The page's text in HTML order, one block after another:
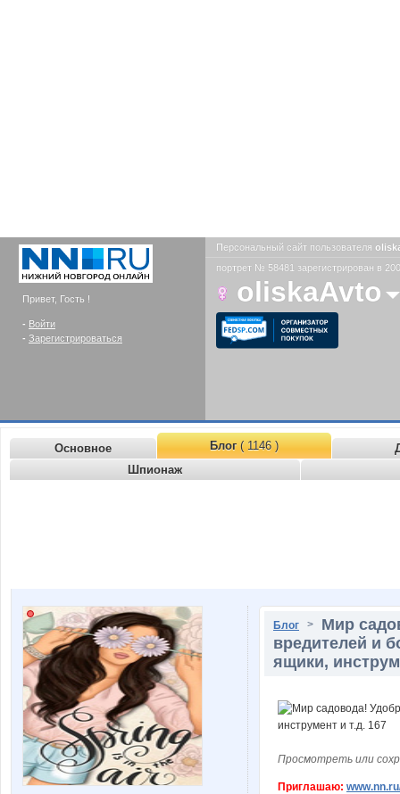
Привет, Гость !
- Войти
- Зарегистрироваться
Персональный сайт пользователя
портрет № 58481 зарегистрирован в
oliskaAvto
Основное Блог( 1146 )
Шпионаж
Блог > Мир
вредителей и
ящики,
Просмотреть или
Приглашаю: